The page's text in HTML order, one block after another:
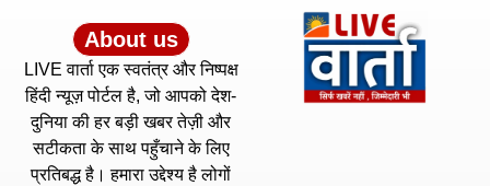
About us
LIVE वार्ता एक स्वतंत्र और निष्पक्ष
हिंदी न्यूज़ पोर्टल है, जो आपको देश-
दुनिया की हर बड़ी खबर तेज़ी और
सटीकता के साथ पहुँचाने के लिए
प्रतिबद्ध है। हमारा उद्देश्य है लोगों